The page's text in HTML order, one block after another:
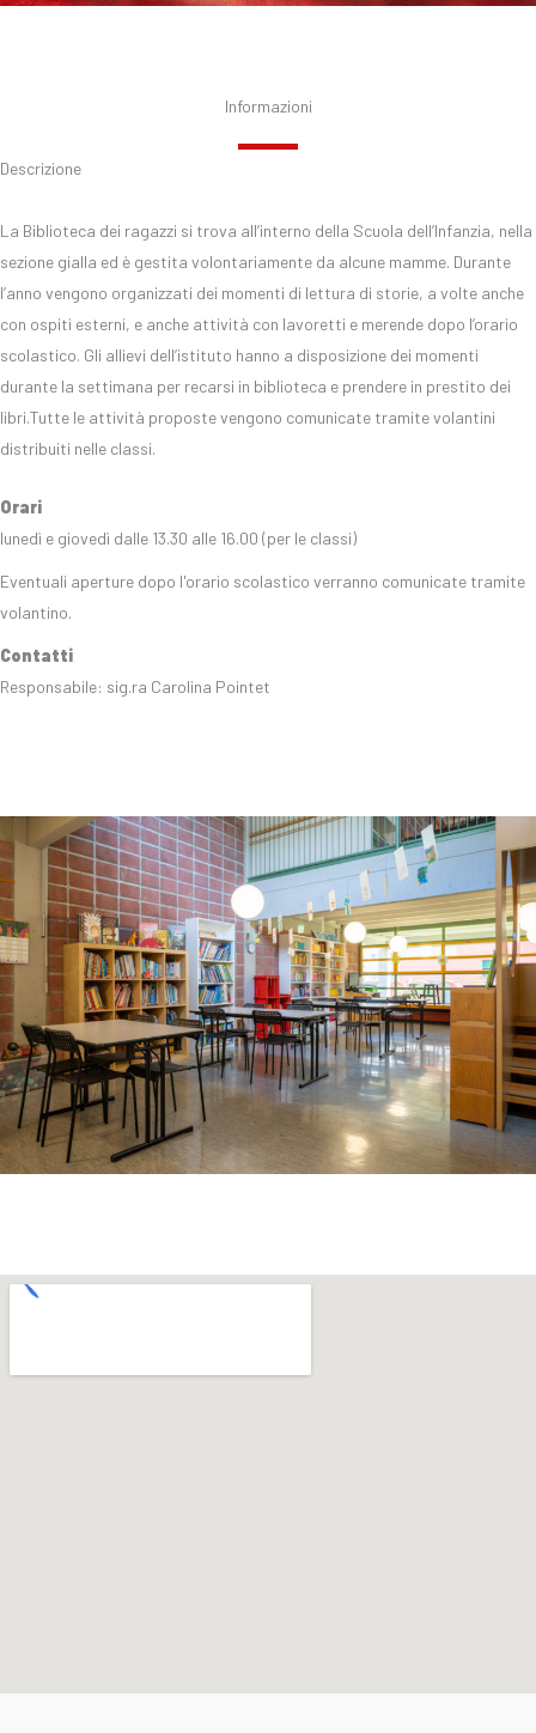
Informazioni
Descrizione
La Biblioteca dei ragazzi si trova all’interno della Scuola dell’Infanzia, nella
sezione gialla ed è gestita volontariamente da alcune mamme. Durante
l’anno vengono organizzati dei momenti di lettura di storie, a volte anche
con ospiti esterni, e anche attività con lavoretti e merende dopo l’orario
scolastico. Gli allievi dell’istituto hanno a disposizione dei momenti
durante la settimana per recarsi in biblioteca e prendere in prestito dei
libri.Tutte le attività proposte vengono comunicate tramite volantini
distribuiti nelle classi.
Orari
lunedì e giovedì dalle 13.30 alle 16.00 (per le classi)
Eventuali aperture dopo l'orario scolastico verranno comunicate tramite
volantino.
Contatti
Responsabile: sig.ra Carolina Pointet